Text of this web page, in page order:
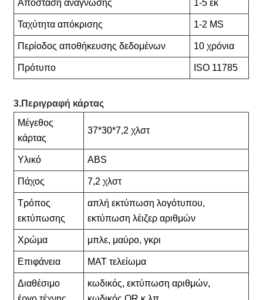
Απόσταση ανάγνωσης 1-5 εκ
Ταχύτητα απόκρισης 1-2 MS
Περίοδος αποθήκευσης δεδομένων 10 χρόνια
Πρότυπο ISO 11785
3.Περιγραφή κάρτας
Μέγεθος
κάρτας
37*30*7,2 χλστ
Υλικό ABS
Πάχος 7,2 χλστ
Τρόπος
εκτύπωσης
απλή εκτύπωση λογότυπου,
εκτύπωση λέιζερ αριθμών
Χρώμα μπλε, μαύρο, γκρι
Επιφάνεια ΜΑΤ τελείωμα
Διαθέσιμο
κωδικός, εκτύπωση αριθμών,